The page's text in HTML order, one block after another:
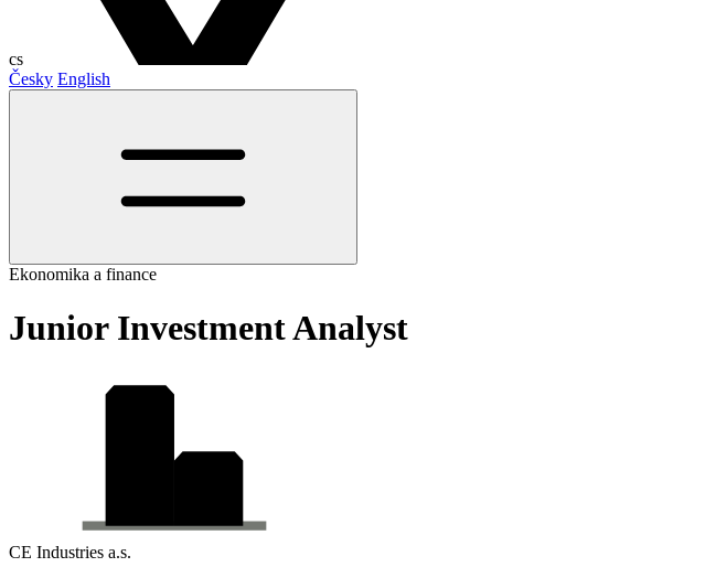
cs
Česky English
Ekonomika a finance
Junior Investment Analyst
CE Industries a.s.